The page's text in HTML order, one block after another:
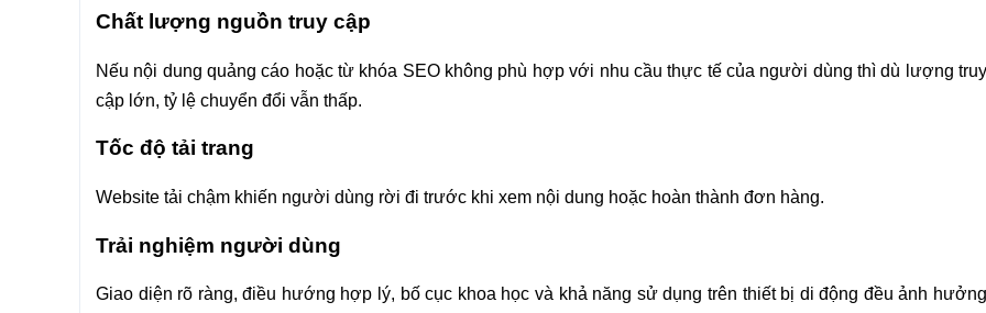
Chất lượng nguồn truy cập
Nếu nội dung quảng cáo hoặc từ khóa SEO không phù hợp với nhu cầu thực tế của người dùng thì dù lượng truy
cập lớn, tỷ lệ chuyển đổi vẫn thấp.
Tốc độ tải trang
Website tải chậm khiến người dùng rời đi trước khi xem nội dung hoặc hoàn thành đơn hàng.
Trải nghiệm người dùng
Giao diện rõ ràng, điều hướng hợp lý, bố cục khoa học và khả năng sử dụng trên thiết bị di động đều ảnh hưởng